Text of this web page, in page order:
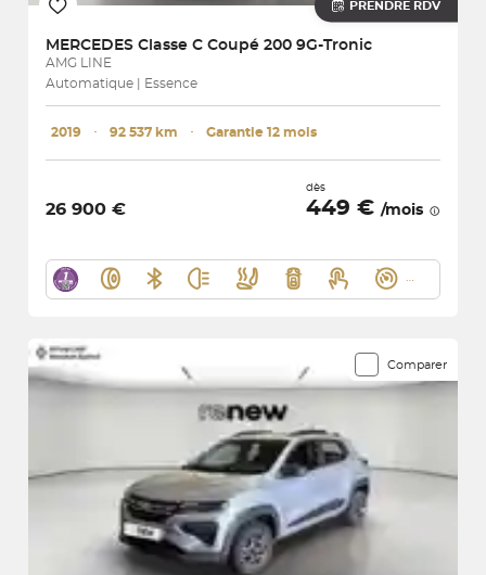
PRENDRE RDV
MERCEDES Classe C Coupé 200 9G-Tronic
AMG LINE
Automatique | Essence
2019 ･ 92 537 km ･ Garantie 12 mois
26 900 €
dès
449 € /mois
Comparer